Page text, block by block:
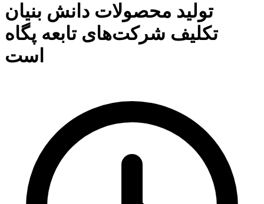
تولید محصولات دانش بنیان
تکلیف شرکت‌های تابعه پگاه
است